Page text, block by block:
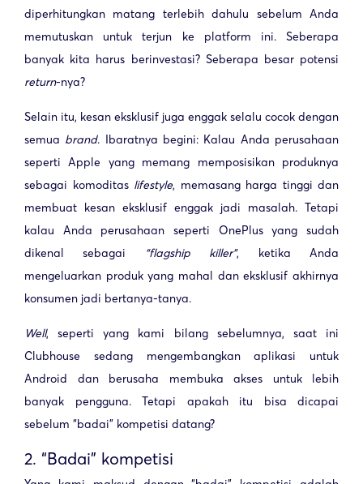
diperhitungkan matang terlebih dahulu sebelum Anda
memutuskan untuk terjun ke platform ini. Seberapa
banyak kita harus berinvestasi? Seberapa besar potensi
return-nya?
Selain itu, kesan eksklusif juga enggak selalu cocok dengan
semua brand. Ibaratnya begini: Kalau Anda perusahaan
seperti Apple yang memang memposisikan produknya
sebagai komoditas lifestyle, memasang harga tinggi dan
membuat kesan eksklusif enggak jadi masalah. Tetapi
kalau Anda perusahaan seperti OnePlus yang sudah
dikenal sebagai
“flagship killer”, ketika Anda
mengeluarkan produk yang mahal dan eksklusif akhirnya
konsumen jadi bertanya-tanya.
Well, seperti yang kami bilang sebelumnya, saat ini
Clubhouse sedang mengembangkan aplikasi untuk
Android dan berusaha membuka akses untuk lebih
banyak pengguna. Tetapi apakah itu bisa dicapai
sebelum “badai” kompetisi datang?
2. “Badai” kompetisi